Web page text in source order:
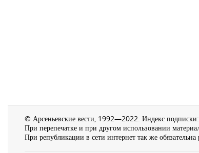
© Арсеньевские вести, 1992—2022. Индекс
При перепечатке и при другом использовании
При републикации в сети интернет так же